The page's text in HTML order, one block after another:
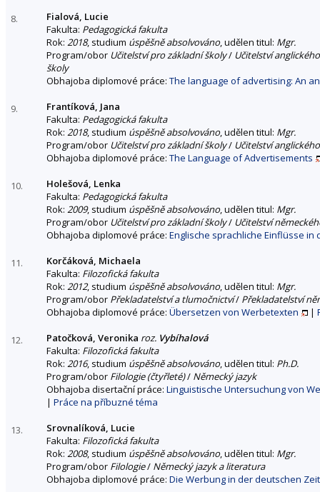
8.
Fialová, Lucie
Fakulta: Pedagogická fakulta
Rok: 2018, studium úspěšně absolvováno, udělen titul: Mgr.
Program/obor Učitelství pro základní školy/ Učitelství
školy
Obhajoba diplomové práce: The language of advertising: An
9.
Frantíková, Jana
Fakulta: Pedagogická fakulta
Rok: 2018, studium úspěšně absolvováno, udělen titul: Mgr.
Program/obor Učitelství pro základní školy/ Učitelství
Obhajoba diplomové práce: The Language of Advertisements
10.
Holešová, Lenka
Fakulta: Pedagogická fakulta
Rok: 2009, studium úspěšně absolvováno, udělen titul: Mgr.
Program/obor Učitelství pro základní školy/ Učitelství
Obhajoba diplomové práce: Englische sprachliche Einflüsse
11.
Korčáková, Michaela
Fakulta: Filozofická fakulta
Rok: 2012, studium úspěšně absolvováno, udělen titul: Mgr.
Program/obor Překladatelství a tlumočnictví/ Překladatelství
Obhajoba diplomové práce: Übersetzen von Werbetexten |
12. Patočková, Veronika roz. Vybíhalová
Fakulta: Filozofická fakulta
Rok: 2016, studium úspěšně absolvováno, udělen titul: Ph.D.
Program/obor Filologie (čtyřleté)/ Německý jazyk
Obhajoba disertační práce: Linguistische Untersuchung von
| Práce na příbuzné téma
13.
Srovnalíková, Lucie
Fakulta: Filozofická fakulta
Rok: 2008, studium úspěšně absolvováno, udělen titul: Mgr.
Program/obor Filologie/ Německý jazyk a literatura
Obhajoba diplomové práce: Die Werbung in der deutschen